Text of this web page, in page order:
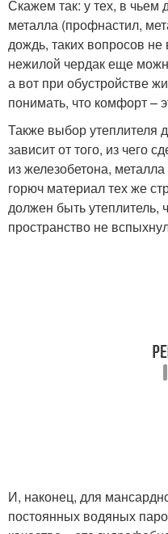
Скажем так: у тех, в чьем
металла (профнастил,
дождь, таких вопросов не
нежилой чердак еще
а вот при обустройстве
понимать, что комфорт –
Также выбор
зависит от того, из чего
из железобетона,
горюч материал тех же
должен быть утеплитель,
пространство не
И, наконец, для
постоянных водяных